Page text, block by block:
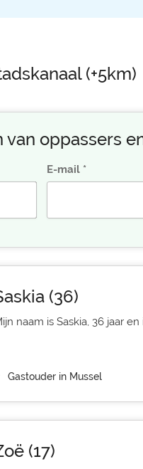
(+5km)
oppassers
E-mail
(36)
naam is Saskia, 36 jaar
Gastouder in Mussel
(17)